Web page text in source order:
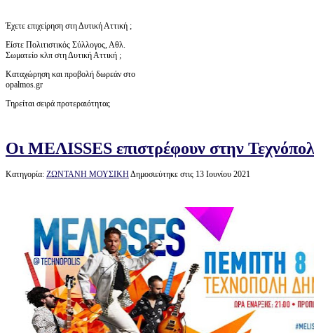
Έχετε επιχείρηση στη Δυτική Αττική ;
Είστε Πολιτιστικός Σύλλογος, Αθλ.
Σωματείο κλπ στη Δυτική Αττική ;
Καταχώρηση και προβολή δωρεάν στο
opalmos.gr
Τηρείται σειρά προτεραιότητας
Οι ΜΕΛΙSSES επιστρέφουν στην
Κατηγορία: ΖΩΝΤΑΝΗ ΜΟΥΣΙΚΗΔημοσιεύτηκε στις 13 Ιουνίου 2021